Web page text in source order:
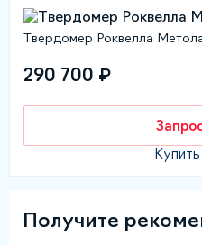
Твердомер Роквелла
290 700 ₽
Купить
Получите